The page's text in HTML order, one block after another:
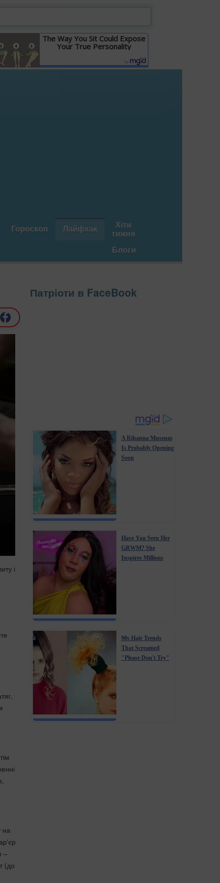
The Way You Sit Could Expose
Your True Personality
Детальніше
Гороскоп Лайфхак Хіти
тижня
Блоги
і
на
–
(до
Патріоти в FaceBook
A Rihanna Museum
Is Probably Opening
Soon
Have You Seen Her
GRWM? She
Inspires Millions
90s Hair Trends
That Screamed
"Please Don't Try"